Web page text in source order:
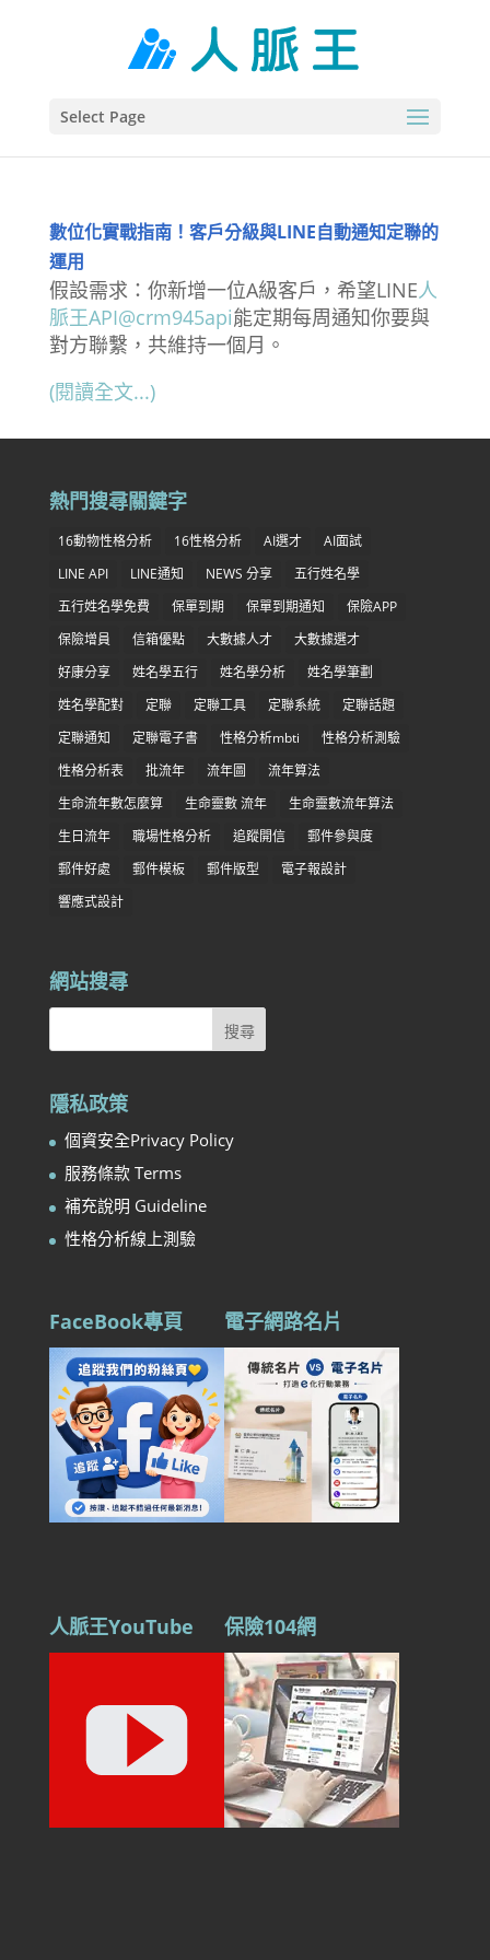
Select Page
數位化實戰指南！客戶分級與LINE自動通知定聯的
運用
假設需求：你新增一位A級客戶，希望LINE人
脈王API@crm945api能定期每周通知你要與
對方聯繫，共維持一個月。
(閱讀全文...)
熱門搜尋關鍵字
16動物性格分析 16性格分析 AI選才
AI面試
LINE API
LINE通知 NEWS 分享
五行姓名學
五行姓名學免費
保單到期 保單到期通知
保險APP
保險增員
信箱優點 大數據人才
大數據選才
好康分享
姓名學五行 姓名學分析
姓名學筆劃
姓名學配對
定聯 定聯工具 定聯系統
定聯話題
定聯通知
定聯電子書 性格分析mbti
性格分析測驗
性格分析表
批流年 流年圖
流年算法
生命流年數怎麼算
生命靈數 流年
生命靈數流年算法
生日流年
職場性格分析 追蹤開信
郵件參與度
郵件好處
郵件模板 郵件版型
電子報設計
響應式設計
網站搜尋
隱私政策
個資安全Privacy Policy
服務條款 Terms
補充說明 Guideline
性格分析線上測驗
FaceBook專頁 電子網路名片
人脈王YouTube 保險104網